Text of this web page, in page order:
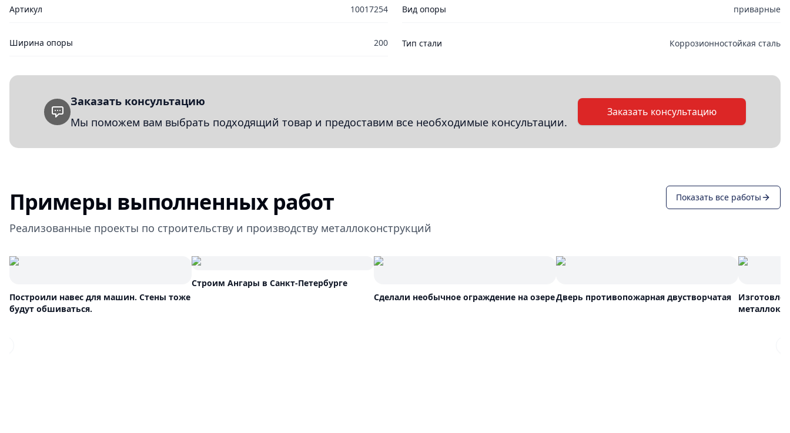
Артикул 10017254 Вид опоры приварные
Ширина опоры 200 Тип стали Коррозионностойкая сталь
Заказать консультацию
Мы поможем вам выбрать подходящий товар и предоставим все необходимые консультации.
Заказать консультацию
Примеры выполненных работ
Реализованные проекты по строительству и производству металлоконструкций
Показать все работы
Построили навес для машин. Стены тоже
будут обшиваться.
Строим Ангары в Санкт-Петербурге
Сделали необычное ограждение на озереДверь противопожарная двустворчатая